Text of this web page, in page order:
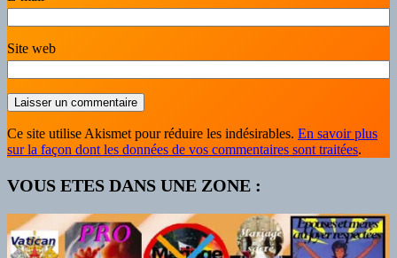
Site web
Ce site utilise Akismet pour réduire les indésirables. En savoir plus
sur la façon dont les données de vos commentaires sont traitées.
VOUS ETES DANS UNE ZONE :